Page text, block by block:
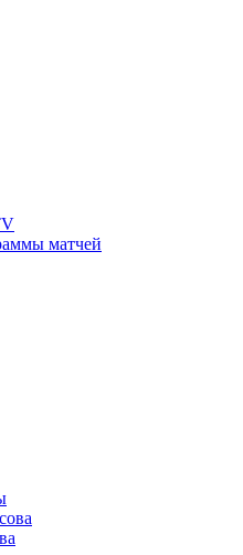
матчей